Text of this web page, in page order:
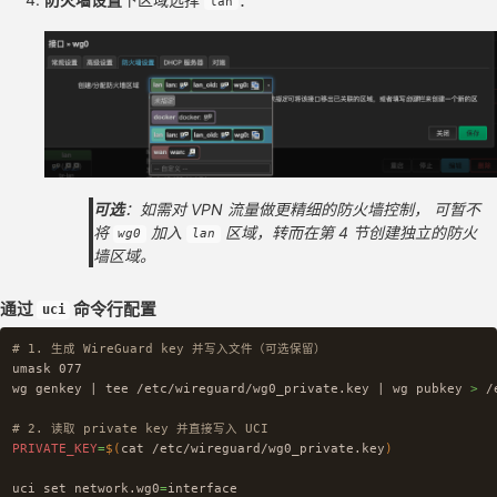
可选：如需对 VPN 流量做更精细的防火墙控制， 可暂不
将 wg0 加入 lan
区域，转而在第 4 节创建独立的防火
墙区域。
通过 uci 命令行配置
# 1. 生成 WireGuard key 并写入文件（可选保留）
umask 077
wg genkey | tee /etc/wireguard/wg0_private.key | wg pubkey > /
# 2. 读取 private key 并直接写入 UCI
PRIVATE_KEY=$( cat /etc/wireguard/wg0_private.key )
uci set network.wg0=interface